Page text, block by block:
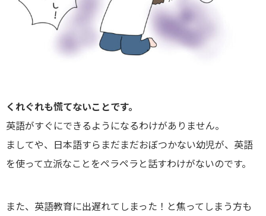
くれぐれも慌てないことです。
英語がすぐにできるようになるわけがありません。
ましてや、日本語すらまだまだおぼつかない幼児が、英語
を使って立派なことをペラペラと話すわけがないのです。
また、英語教育に出遅れてしまった！と焦ってしまう方も